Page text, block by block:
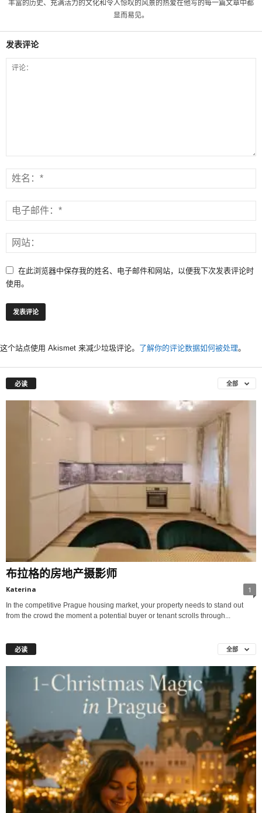
丰富的历史、充满活力的文化和令人惊叹的风景的热爱在他写的每一篇文章中都
显而易见。
发表评论
在此浏览器中保存我的姓名、电子邮件和网站，以便我下次发表评论时
使用。
这个站点使用 Akismet 来减少垃圾评论。 了解你的评论数据如何被处理。
必读 全部
布拉格的房地产摄影师
Katerina 1
In the competitive Prague housing market, your property needs to stand out
from the crowd the moment a potential buyer or tenant scrolls through...
必读 全部